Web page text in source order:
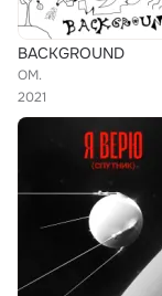
BACKGROUND
ОМ.
2021